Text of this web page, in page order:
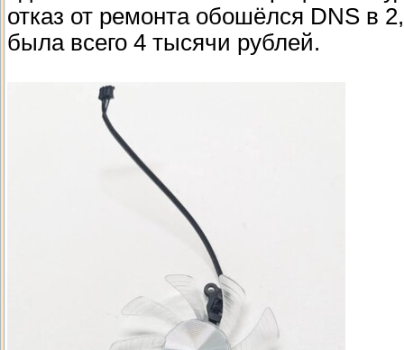
отказ от ремонта обошёлся DNS в
была всего 4 тысячи рублей.